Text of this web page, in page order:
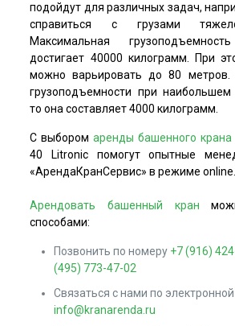
подойдут для различных задач,
справиться с грузами
Максимальная
достигает 40000 килограмм. При
можно варьировать до 80 метров.
грузоподъемности при
то она составляет 4000 килограмм.
С выборомаренды башенного крана
40 Litronic помогут опытные
«АрендаКранСервис» в режиме online.
Арендовать башенный кран
способами:
Позвонить по номеру +7 (916)
(495) 773-47-02
Связаться с нами по
info@kranarenda.ru